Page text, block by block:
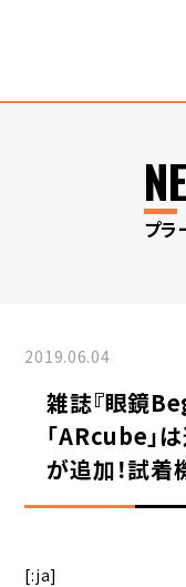
プラ
2019.06.04
雑誌『眼鏡
「ARcube」
が追加！試着
[:ja]